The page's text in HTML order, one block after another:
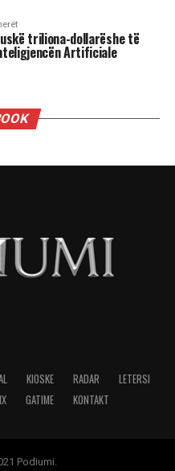
zilitë e
Krahasimet e
Ato
shmangë krahasimet
më shumë të rinj kanë